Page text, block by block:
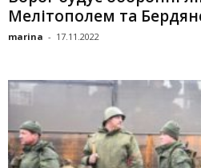
Мелітополем та
marina - 17.11.2022